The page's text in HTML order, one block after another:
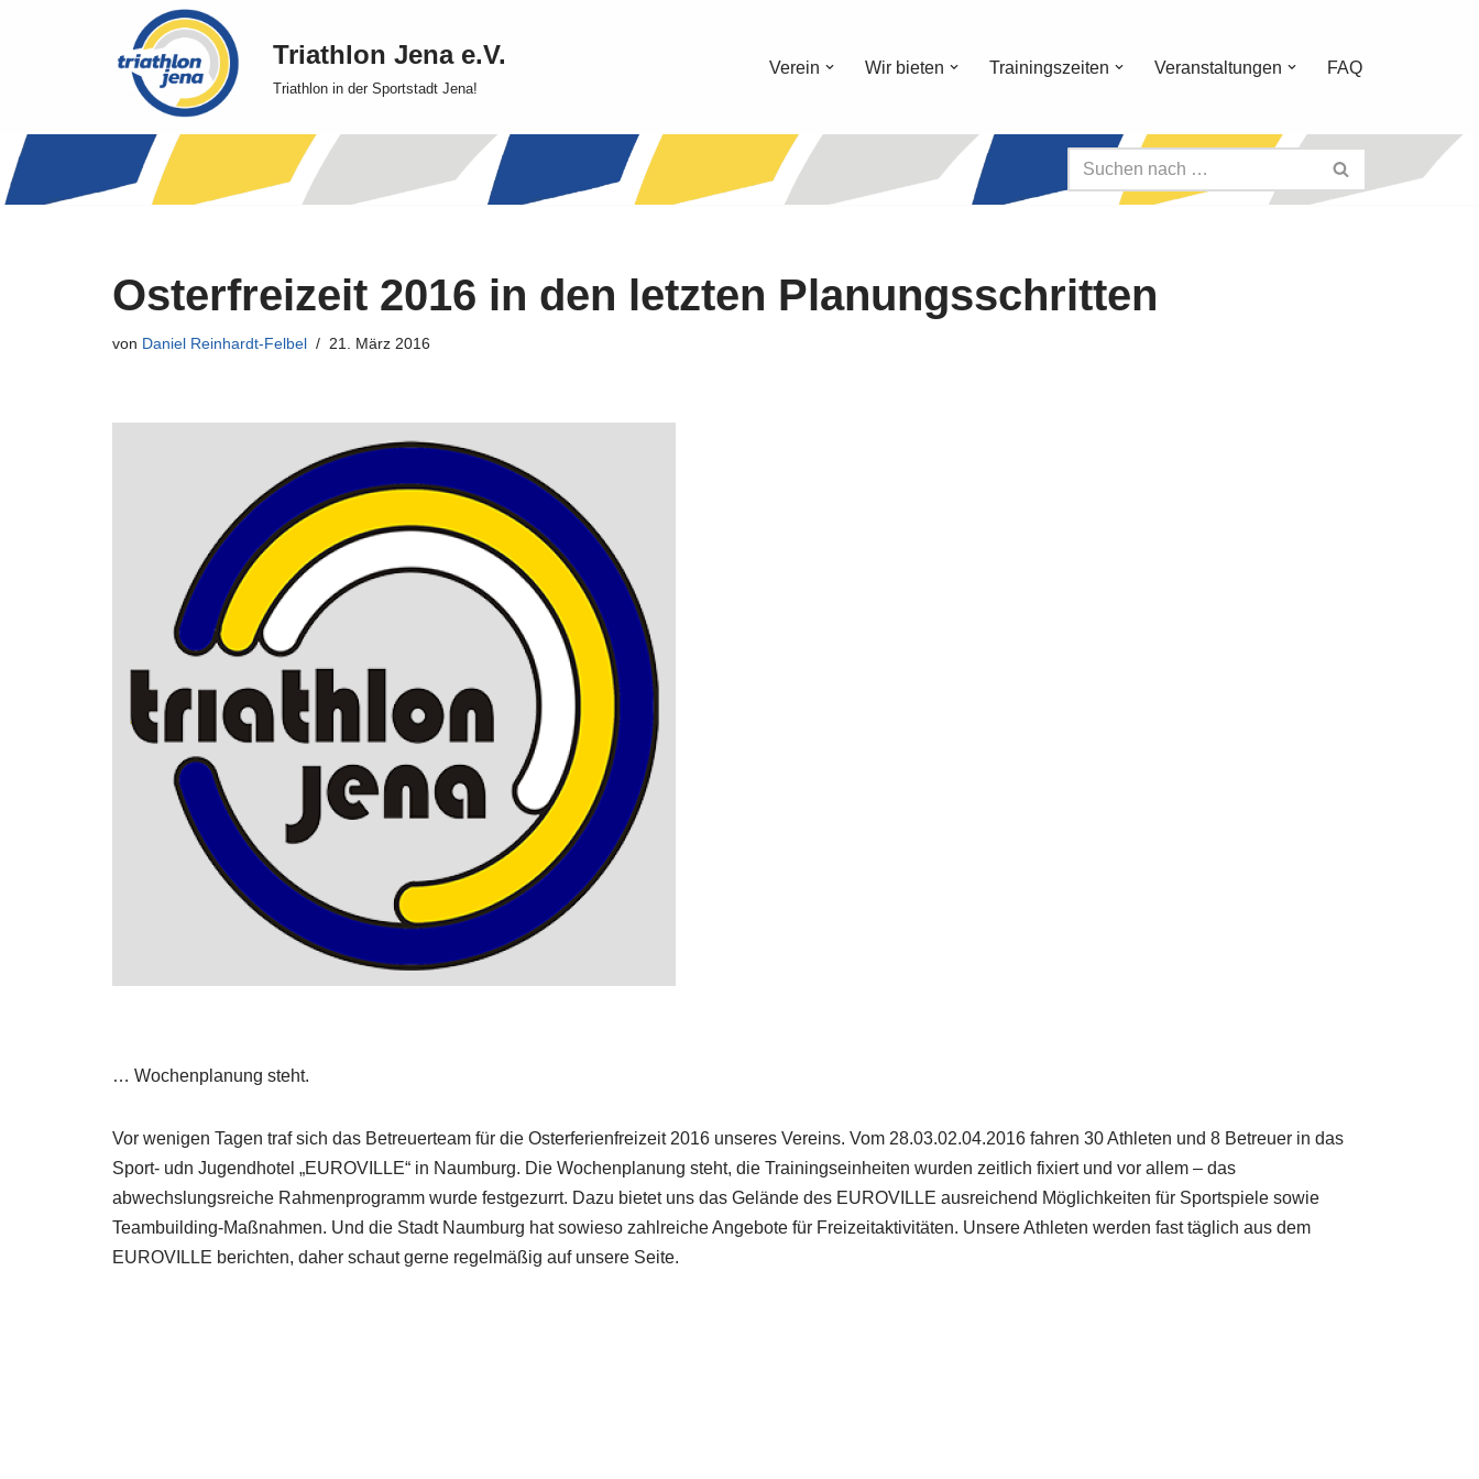
Triathlon Jena e.V.
Triathlon in der Sportstadt Jena!
Verein Wir bieten Trainingszeiten Veranstaltungen FAQ
Osterfreizeit 2016 in den letzten Planungsschritten
von Daniel Reinhardt-Felbel 21. März 2016
… Wochenplanung steht.
Vor wenigen Tagen traf sich das Betreuerteam für die Osterferienfreizeit 2016 unseres Vereins. Vom 28.03.02.04.2016 fahren 30 Athleten und 8 Betreuer in das
Sport- udn Jugendhotel „EUROVILLE“ in Naumburg. Die Wochenplanung steht, die Trainingseinheiten wurden zeitlich fixiert und vor allem – das
abwechslungsreiche Rahmenprogramm wurde festgezurrt. Dazu bietet uns das Gelände des EUROVILLE ausreichend Möglichkeiten für Sportspiele sowie
Teambuilding-Maßnahmen. Und die Stadt Naumburg hat sowieso zahlreiche Angebote für Freizeitaktivitäten. Unsere Athleten werden fast täglich aus dem
EUROVILLE berichten, daher schaut gerne regelmäßig auf unsere Seite.